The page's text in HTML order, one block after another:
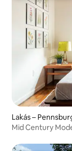
Lakás –
Mid Century